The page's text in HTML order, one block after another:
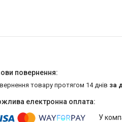
товару протягом 14 днів за
У